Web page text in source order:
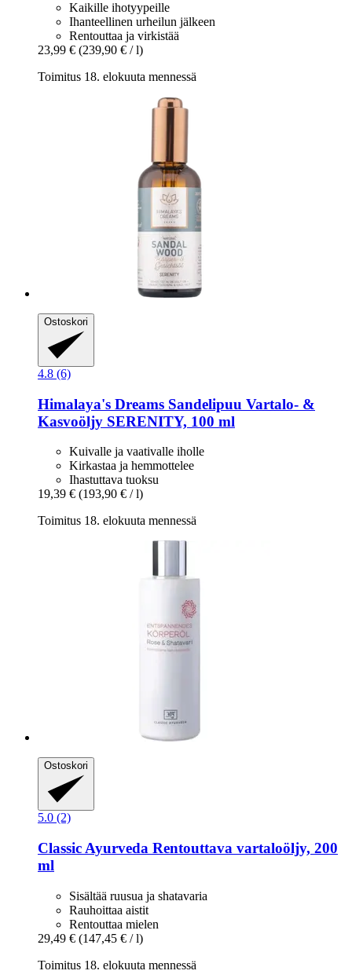
Kaikille ihotyypeille
Ihanteellinen urheilun jälkeen
Rentouttaa ja virkistää
23,99 € (239,90 € / l)
Toimitus 18. elokuuta mennessä
Ostoskori
4.8 (6)
Himalaya's Dreams Sandelipuu Vartalo-​ &
Kasvoöljy SERENITY, 100 ml
Kuivalle ja vaativalle iholle
Kirkastaa ja hemmottelee
Ihastuttava tuoksu
19,39 € (193,90 € / l)
Toimitus 18. elokuuta mennessä
Ostoskori
5.0 (2)
Classic Ayurveda Rentouttava vartaloöljy, 200
ml
Sisältää ruusua ja shatavaria
Rauhoittaa aistit
Rentouttaa mielen
29,49 € (147,45 € / l)
Toimitus 18. elokuuta mennessä